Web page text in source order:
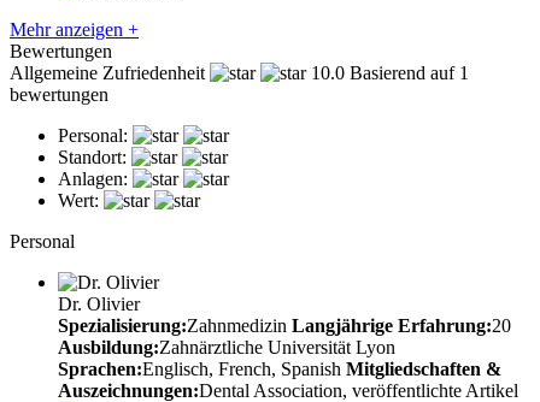
Mehr anzeigen +
Bewertungen
Allgemeine Zufriedenheit
10.0 Basierend auf 1
bewertungen
Personal:
Standort:
Anlagen:
Wert:
Personal
Dr. Olivier
Spezialisierung:Zahnmedizin Langjährige Erfahrung:20
Ausbildung:Zahnärztliche Universität Lyon
Sprachen:Englisch, French, Spanish Mitgliedschaften &
Auszeichnungen:Dental Association, veröffentlichte Artikel